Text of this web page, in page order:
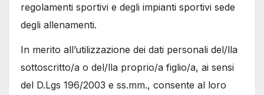
regolamenti sportivi e degli impianti sportivi sede
degli allenamenti.
In merito all’utilizzazione dei dati personali del/lla
sottoscritto/a o del/lla proprio/a figlio/a, ai sensi
del D.Lgs 196/2003 e ss.mm., consente al loro